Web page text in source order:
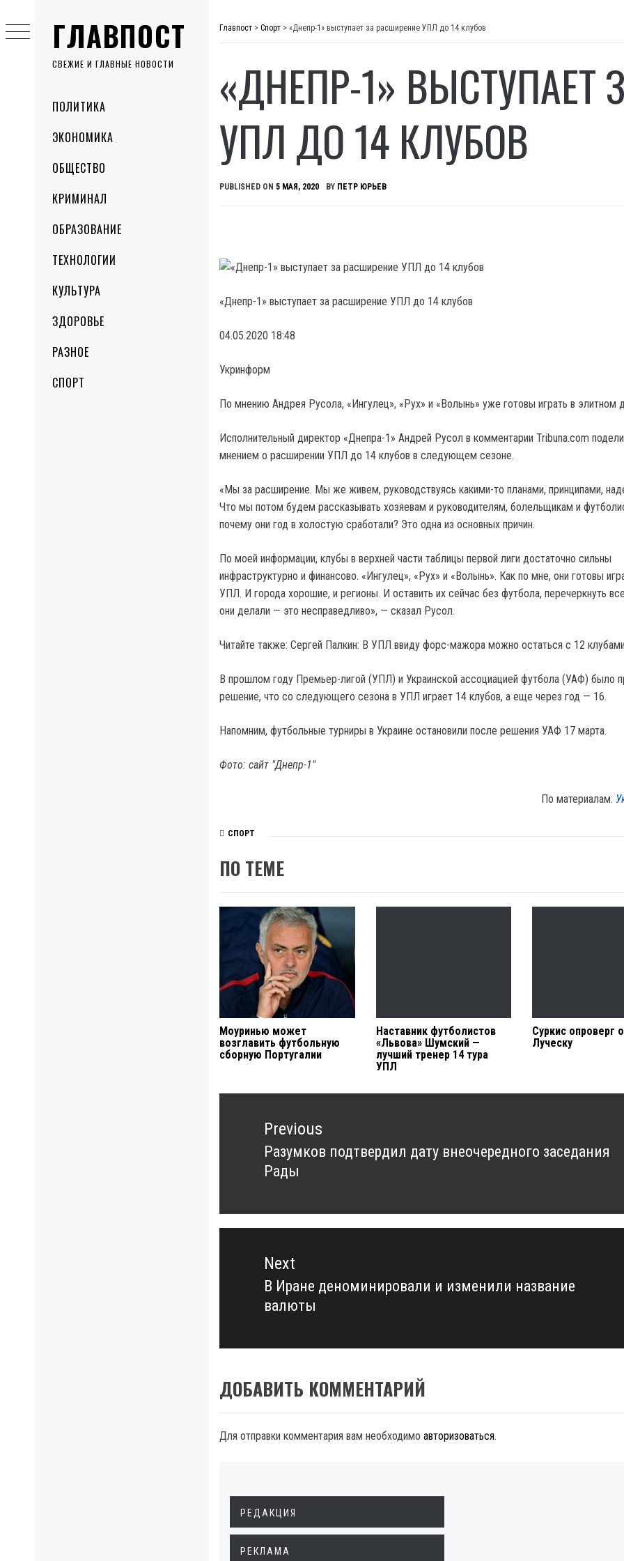
ГЛАВПОСТ
СВЕЖИЕ И ГЛАВНЫЕ НОВОСТИ
MenuПОЛИТИКА
ЭКОНОМИКА
ОБЩЕСТВО
КРИМИНАЛ
ОБРАЗОВАНИЕ
ТЕХНОЛОГИИ
КУЛЬТУРА
ЗДОРОВЬЕ
РАЗНОЕ
СПОРТ
to
content
Главпост > Спорт > «Днепр-1» выступает за расширение УПЛ до 14 клубов
«ДНЕПР-1» ВЫСТУПАЕТ
УПЛ ДО 14 КЛУБОВ
PUBLISHED ON 5 МАЯ, 2020 BY ПЕТР ЮРЬЕВ
«Днепр-1» выступает за расширение УПЛ до 14 клубов
04.05.2020 18:48
Укринформ
По мнению Андрея Русола, «Ингулец», «Рух» и «Волынь» уже готовы играть в элитном
Исполнительный директор «Днепра-1» Андрей Русол в комментарии Tribuna.com
мнением о расширении УПЛ до 14 клубов в следующем сезоне.
«Мы за расширение. Мы же живем, руководствуясь какими-то планами, принципами,
Что мы потом будем рассказывать хозяевам и руководителям, болельщикам и
почему они год в холостую сработали? Это одна из основных причин.
По моей информации, клубы в верхней части таблицы первой лиги достаточно сильны
инфраструктурно и финансово. «Ингулец», «Рух» и «Волынь». Как по мне, они готовы
УПЛ. И города хорошие, и регионы. И оставить их сейчас без футбола, перечеркнуть
они делали — это несправедливо», — сказал Русол.
Читайте также: Сергей Палкин: В УПЛ ввиду форс-мажора можно остаться с 12 клубами
В прошлом году Премьер-лигой (УПЛ) и Украинской ассоциацией футбола (УАФ) было
решение, что со следующего сезона в УПЛ играет 14 клубов, а еще через год — 16.
Напомним, футбольные турниры в Украине остановили после решения УАФ 17 марта.
Фото: сайт "Днепр-1"
По материалам:
СПОРТ
ПО ТЕМЕ
Моуринью может
возглавить футбольную
сборную Португалии
Наставник футболистов
«Львова» Шумский —
лучший тренер 14 тура
УПЛ
Суркис опроверг
Луческу
Навигация
записямPrevious
Previous
post:
Разумков подтвердил дату внеочередного заседания
Рады
Next
Next
post:
В Иране деноминировали и изменили название
валюты
ДОБАВИТЬ КОММЕНТАРИЙ
Для отправки комментария вам необходимо авторизоваться.
РЕДАКЦИЯ
РЕКЛАМА